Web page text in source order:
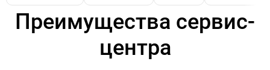
Преимущества сервис-
центра